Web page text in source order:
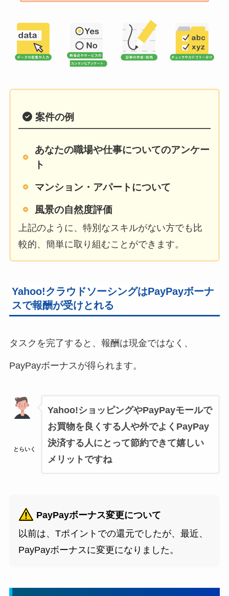
案件の例
あなたの職場や仕事についてのアンケー
ト
マンション・アパートについて
風景の自然度評価
上記のように、特別なスキルがない方でも比
較的、簡単に取り組むことができます。
Yahoo!クラウドソーシングはPayPayボーナ
スで報酬が受けとれる
タスクを完了すると、報酬は現金ではなく、
PayPayボーナスが得られます。
とらいく
Yahoo!ショッピングやPayPayモールで
お買物を良くする人や外でよくPayPay
決済する人にとって節約できて嬉しい
メリットですね
PayPayボーナス変更について
以前は、Tポイントでの還元でしたが、最近、
PayPayボーナスに変更になりました。